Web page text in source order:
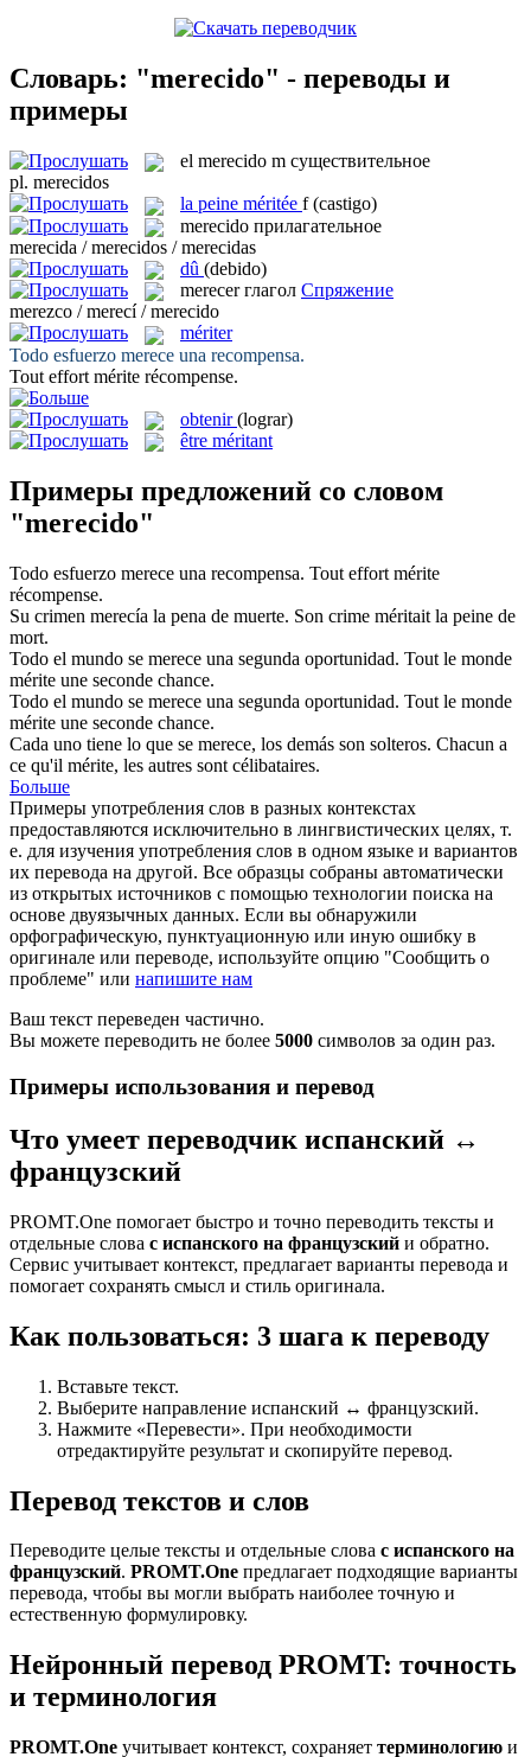
Словарь: "merecido" - переводы и
примеры
el merecido m существительное
pl. merecidos
la peine méritée f (castigo)
merecido прилагательное
merecida / merecidos / merecidas
dû (debido)
merecer глагол Спряжение
merezco / merecí / merecido
mériter
Todo esfuerzo merece una recompensa.
Tout effort mérite récompense.
obtenir (lograr)
être méritant
Примеры предложений со словом
"merecido"
Todo esfuerzo merece una recompensa. Tout effort mérite
récompense.
Su crimen merecía la pena de muerte. Son crime méritait la peine de
mort.
Todo el mundo se merece una segunda oportunidad. Tout le monde
mérite une seconde chance.
Todo el mundo se merece una segunda oportunidad. Tout le monde
mérite une seconde chance.
Cada uno tiene lo que se merece, los demás son solteros. Chacun a
ce qu'il mérite, les autres sont célibataires.
Больше
Примеры употребления слов в разных контекстах
предоставляются исключительно в лингвистических целях, т.
е. для изучения употребления слов в одном языке и вариантов
их перевода на другой. Все образцы собраны автоматически
из открытых источников с помощью технологии поиска на
основе двуязычных данных. Если вы обнаружили
орфографическую, пунктуационную или иную ошибку в
оригинале или переводе, используйте опцию "Сообщить о
проблеме" или напишите нам
Ваш текст переведен частично.
Вы можете переводить не более 5000 символов за один раз.
Примеры использования и перевод
Что умеет переводчик испанский ↔
французский
PROMT.One помогает быстро и точно переводить тексты и
отдельные слова с испанского на французский и обратно.
Сервис учитывает контекст, предлагает варианты перевода и
помогает сохранять смысл и стиль оригинала.
Как пользоваться: 3 шага к переводу
Вставьте текст.
Выберите направление испанский ↔ французский.
Нажмите «Перевести». При необходимости
отредактируйте результат и скопируйте перевод.
Перевод текстов и слов
Переводите целые тексты и отдельные слова с испанского на
французский. PROMT.One предлагает подходящие варианты
перевода, чтобы вы могли выбрать наиболее точную и
естественную формулировку.
Нейронный перевод PROMT: точность
и терминология
PROMT.One учитывает контекст, сохраняет терминологию и